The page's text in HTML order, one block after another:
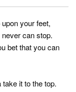
your feet,
can stop.
bet that you can
it to the top.